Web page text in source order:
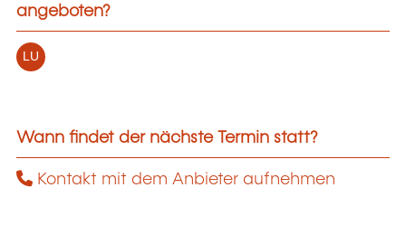
angeboten?
LU
Wann findet der nächste Termin statt?
Kontakt mit dem Anbieter aufnehmen